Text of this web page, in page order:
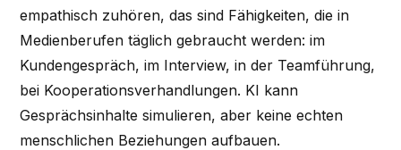
empathisch zuhören, das sind Fähigkeiten, die in
Medienberufen täglich gebraucht werden: im
Kundengespräch, im Interview, in der Teamführung,
bei Kooperationsverhandlungen. KI kann
Gesprächsinhalte simulieren, aber keine echten
menschlichen Beziehungen aufbauen.